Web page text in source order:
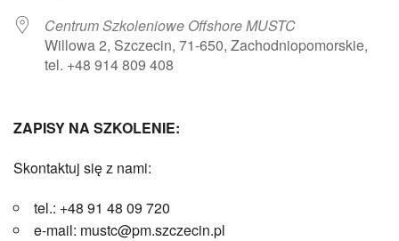
Centrum Szkoleniowe Offshore MUSTC
Willowa 2, Szczecin, 71-650, Zachodniopomorskie,
tel. +48 914 809 408
ZAPISY NA SZKOLENIE:
Skontaktuj się z nami:
tel.: +48 91 48 09 720
e-mail: mustc@pm.szczecin.pl